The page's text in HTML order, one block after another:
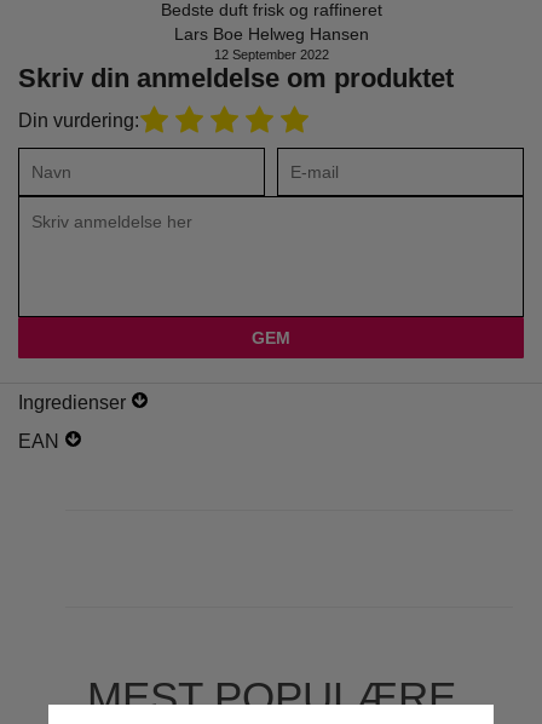
Skriv din anmeldelse om produktet
Din vurdering:
Bedste duft frisk og raffineret
Lars Boe Helweg Hansen
12 September 2022
Ingredienser
EAN
MEST POPULÆRE